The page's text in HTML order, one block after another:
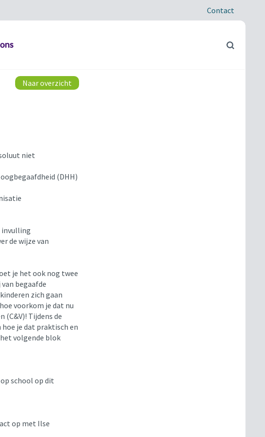
Contact
Naar overzicht
niet
(DHH)
invulling
de wijze van
je het ook nog twee
begaafde
zich gaan
voorkom je dat nu
Tijdens de
je dat praktisch en
volgende blok
school op dit
op met Ilse